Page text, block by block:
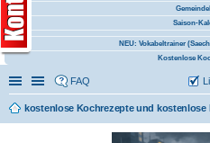
Saison-
NEU: Vokabeltrainer
Kostenlose
Schnellzugriff
Linkliste
FAQ
kostenlose Kochrezepte und kostenlose